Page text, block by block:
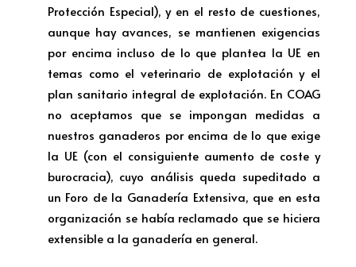
Protección Especial), y en el resto de cuestiones,
aunque hay avances, se mantienen exigencias
por encima incluso de lo que plantea la UE en
temas como el veterinario de explotación y el
plan sanitario integral de explotación. En COAG
no aceptamos que se impongan medidas a
nuestros ganaderos por encima de lo que exige
la UE (con el consiguiente aumento de coste y
burocracia), cuyo análisis queda supeditado a
un Foro de la Ganadería Extensiva, que en esta
organización se había reclamado que se hiciera
extensible a la ganadería en general.